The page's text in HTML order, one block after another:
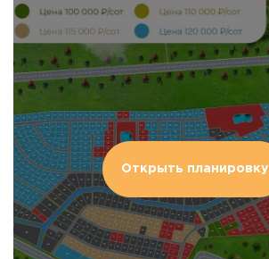
Открыть планировку